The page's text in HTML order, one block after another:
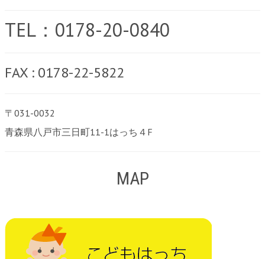
TEL：0178-20-0840
FAX : 0178-22-5822
〒031-0032
青森県八戸市三日町11-1はっち４F
MAP